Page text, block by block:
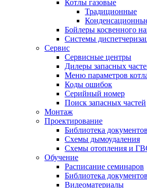
Котлы газовые
Традиционные
Бойлеры косвенного
Системы
Сервис
Сервисные центры
Дилеры запасных
Меню параметров
Коды ошибок
Серийный номер
Поиск запасных частей
Монтаж
Проектирование
Библиотека документов
Схемы дымоудаления
Схемы отопления и
Обучение
Расписание семинаров
Библиотека документов
Видеоматериалы